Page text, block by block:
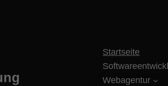
Startseite
Webagentur